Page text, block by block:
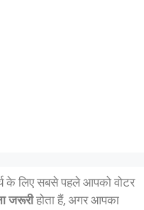
के लिए सबसे पहले आपको वोटर
जरूरीहोता हैं, अगर आपका